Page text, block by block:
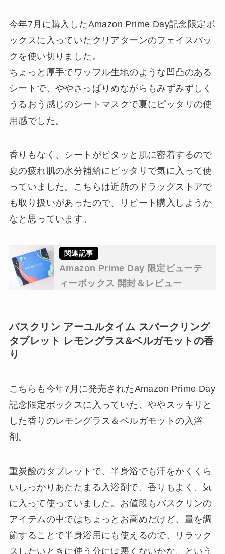
今年7月に購入したAmazon Prime Day記念限定ボ
ックスに入っていたクリアターンのフェイスパッ
クを使い切りました。
ちょっと厚手でワッフル生地のような凹凸のある
シートで、ややさっぱりめながらもみずみずしく
うるおう感じのシートマスクで夏にピッタリの使
用感でした。
香りもなく、シートがピタッと肌に密着するので
夏の疲れ肌の水分補給にピッタリで気に入って使
っていました。こちらは近所のドラッグストアで
も取り扱いがあったので、リピート購入しようか
なと思っています。
Amazon Prime Day 限定ビューテ
ィーボックス 開封＆レビュー
バスクリン アーユルタイム スパークリング
タブレット レモングラス&ベルガモットの香
り
こちらも今年7月に発売されたAmazon Prime Day
記念限定ボックスに入っていた、ややスッキリと
した香りのレモングラス＆ベルガモットの入浴
剤。
重炭酸のタブレットで、半身浴でも汗をかくくら
いしっかりあたたまる入浴剤で、香りもよく、気
に入って使っていました。お値段もバスクリンの
アイテムの中ではちょっとお高めだけど、量を調
節することで半身浴用にも使えるので、リラック
スしたいときに使う分には悪くないかな、という